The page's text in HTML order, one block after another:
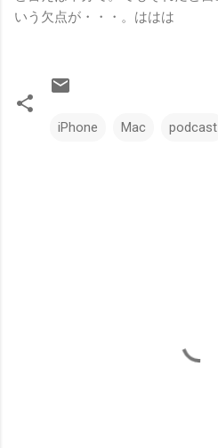
いう欠点が・・・。ははは
iPhone Mac podcast